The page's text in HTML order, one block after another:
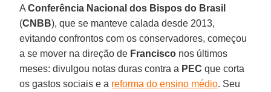
AConferência Nacional dos Bispos do Brasil
(CNBB), que se manteve calada desde 2013,
evitando confrontos com os conservadores, começou
a se mover na direção de Francisco nos últimos
meses: divulgou notas duras contra a PEC que corta
os gastos sociais e a reforma do ensino médio. Seu